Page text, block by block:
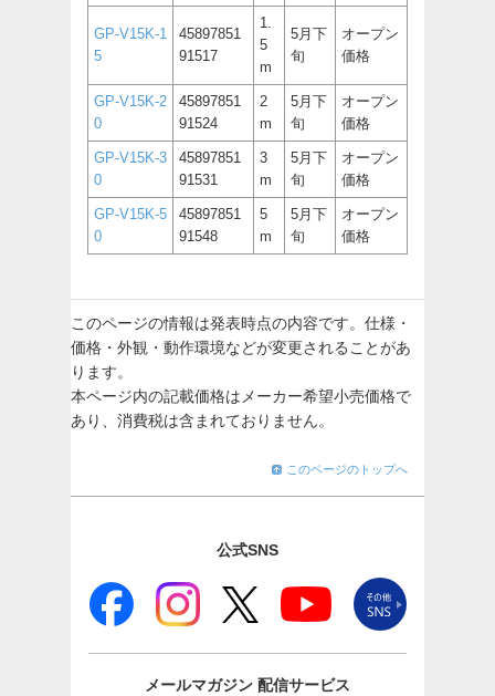
GP-V15K-1
5
45897851
91517
1.
5
m
5月下
旬
オープン
価格
GP-V15K-2
0
45897851
91524
2
m
5月下
旬
オープン
価格
GP-V15K-3
0
45897851
91531
3
m
5月下
旬
オープン
価格
GP-V15K-5
0
45897851
91548
5
m
5月下
旬
オープン
価格
このページの情報は発表時点の内容です。仕様・
価格・外観・動作環境などが変更されることがあ
ります。
本ページ内の記載価格はメーカー希望小売価格で
あり、消費税は含まれておりません。
このページのトップへ
公式SNS
メールマガジン 配信サービス